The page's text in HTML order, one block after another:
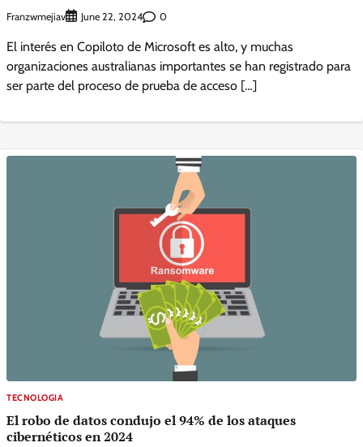
Franzwmejiav June 22, 2024 0
El interés en Copiloto de Microsoft es alto, y muchas
organizaciones australianas importantes se han registrado para
ser parte del proceso de prueba de acceso […]
TECNOLOGIA
El robo de datos condujo el 94% de los ataques
cibernéticos en 2024